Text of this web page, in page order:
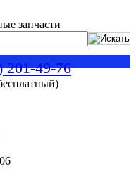
запчасти
201-49-76